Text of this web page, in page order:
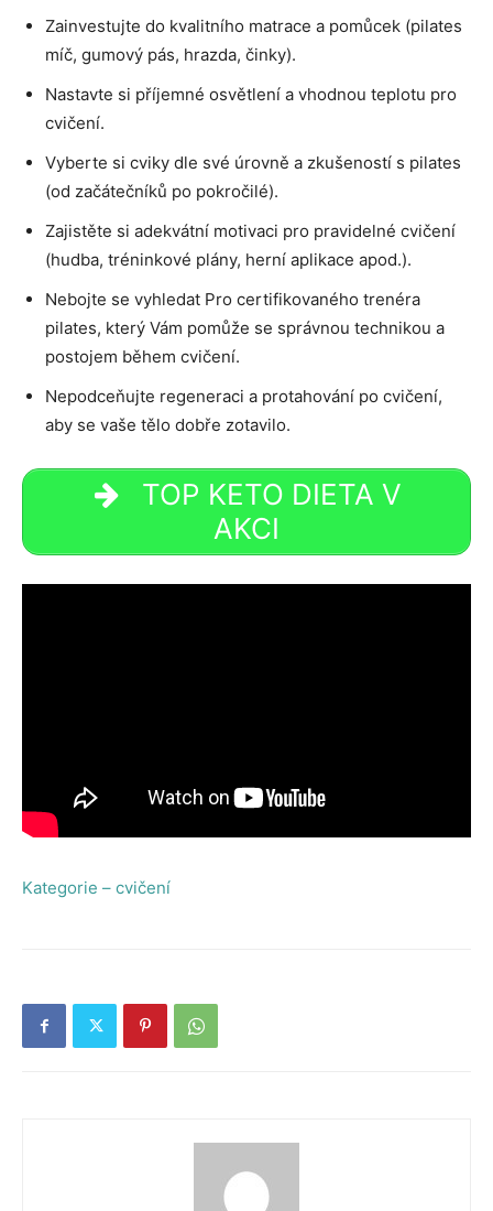
Zainvestujte do kvalitního matrace a pomůcek (pilates
míč, gumový pás, hrazda, činky).
Nastavte si příjemné osvětlení a vhodnou teplotu pro
cvičení.
Vyberte si cviky dle své úrovně a zkušeností s pilates
(od začátečníků po pokročilé).
Zajistěte si adekvátní motivaci pro pravidelné cvičení
(hudba, tréninkové plány, herní aplikace apod.).
Nebojte se vyhledat Pro certifikovaného trenéra
pilates, který Vám pomůže se správnou technikou a
postojem během cvičení.
Nepodceňujte regeneraci a protahování po cvičení,
aby se vaše tělo dobře zotavilo.
TOP KETO DIETA V
AKCI
Kategorie – cvičení